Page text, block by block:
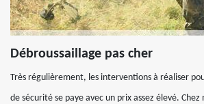
Débroussaillage pas cher
Très régulièrement, les interventions à réaliser
de sécurité se paye avec un prix assez élevé.